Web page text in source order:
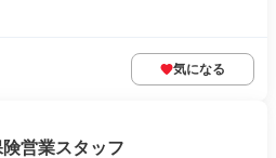
気になる
営業スタッフ